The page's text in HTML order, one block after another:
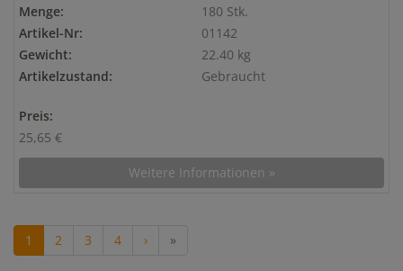
Menge:
180 Stk.
Artikel-Nr:
01142
Gewicht:
22.40 kg
Artikelzustand:
Gebraucht
Preis:
25,65 €
Weitere Informationen »
1 2 3 4 › »